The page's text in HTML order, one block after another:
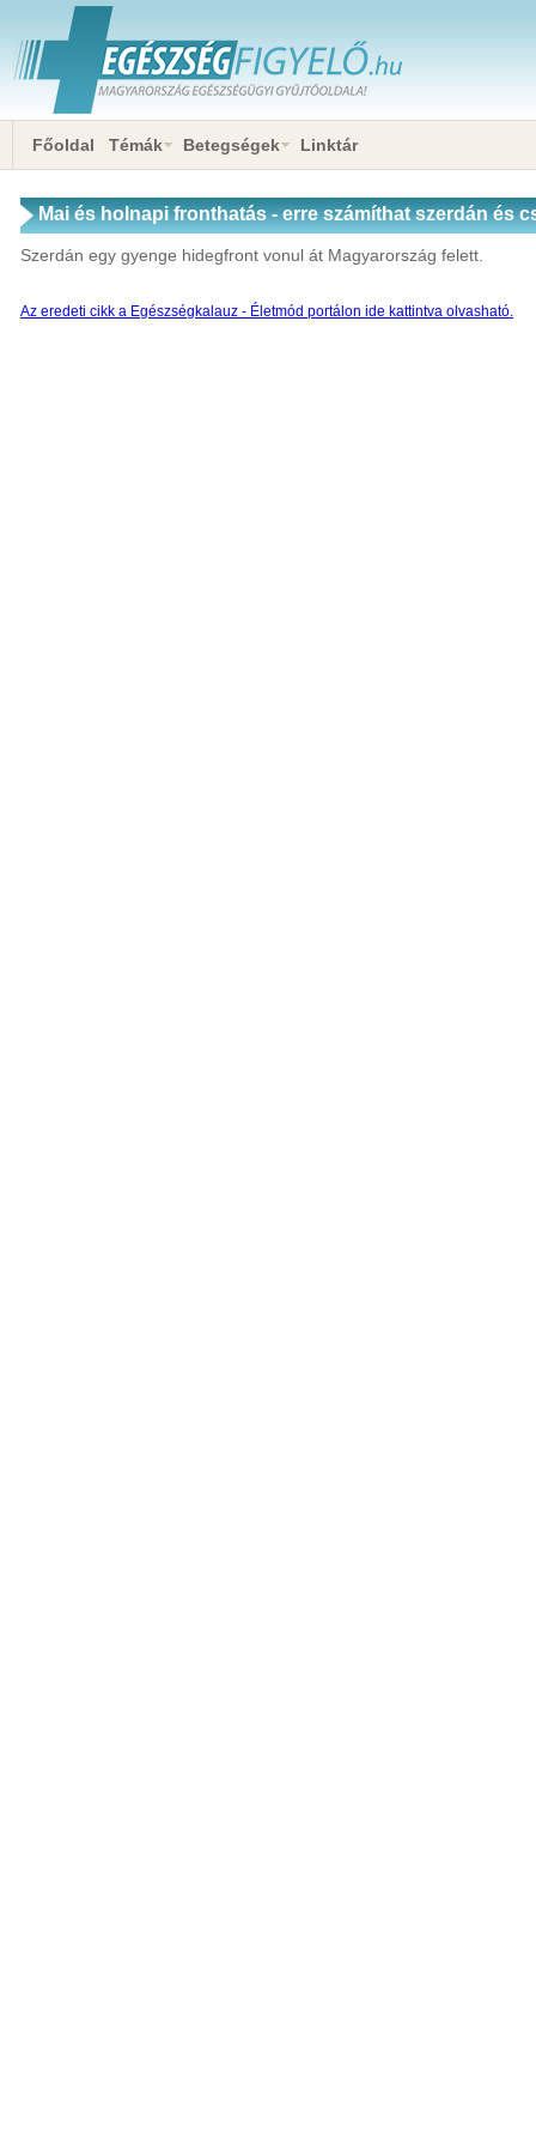
Főoldal Témák Betegségek Linktár
Mai és holnapi fronthatás - erre számíthat szerdán és
Szerdán egy gyenge hidegfront vonul át Magyarország felett.
Az eredeti cikk a Egészségkalauz - Életmód portálon ide kattintva olvasható.